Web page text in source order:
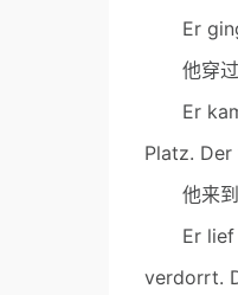
Er ging
他穿过
Er kam
Platz. Der
他来到
Er lief
verdorrt.